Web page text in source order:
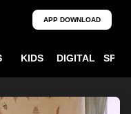
APP DOWNLOAD
KIDS DIGITAL